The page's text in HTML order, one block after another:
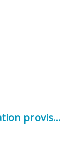
Arrêté préfectoral Limitation provisoire des usages de l’eau